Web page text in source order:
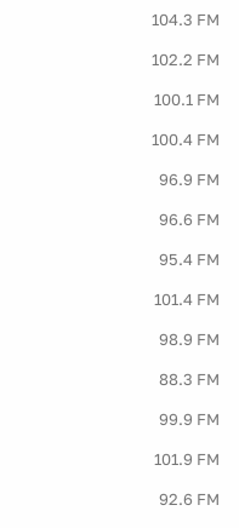
104.3 FM
102.2 FM
100.1 FM
100.4 FM
96.9 FM
96.6 FM
95.4 FM
101.4 FM
98.9 FM
88.3 FM
99.9 FM
101.9 FM
92.6 FM